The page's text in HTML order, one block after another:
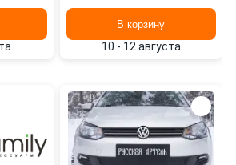
AUTOFAMILYВ корзину
10 - 12 августа